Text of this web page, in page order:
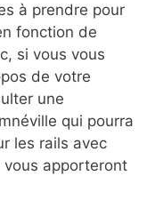
à prendre pour
fonction de
si vous vous
de votre
une
qui pourra
les rails avec
apporteront